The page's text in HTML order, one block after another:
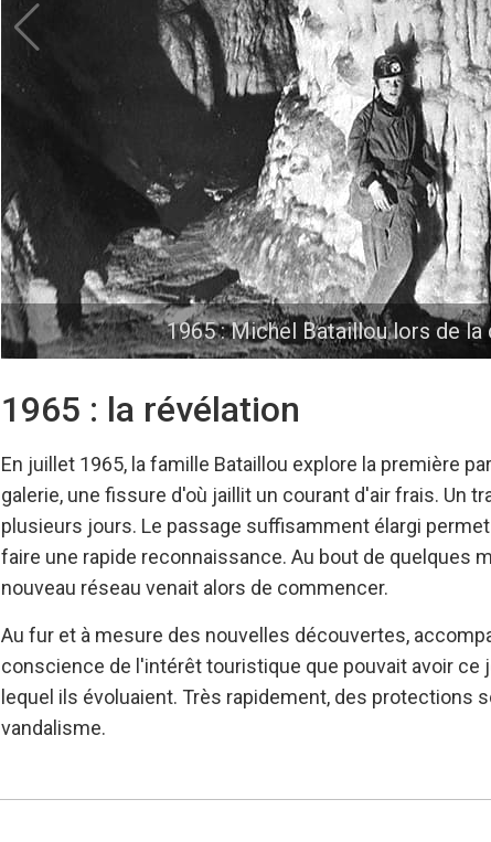
1965 : Michel Bataillou lors de la
1965 : la révélation
En juillet 1965, la famille Bataillou explore la première
galerie, une fissure d'où jaillit un courant d'air frais. Un
plusieurs jours. Le passage suffisamment élargi
faire une rapide reconnaissance. Au bout de quelques
nouveau réseau venait alors de commencer.
Au fur et à mesure des nouvelles découvertes,
conscience de l'intérêt touristique que pouvait avoir ce
lequel ils évoluaient. Très rapidement, des protections
vandalisme.